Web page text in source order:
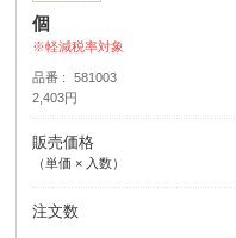
個
軽減税率対象
品番
581003
2,403円
販売価格
（単価 × 入数）
注文数